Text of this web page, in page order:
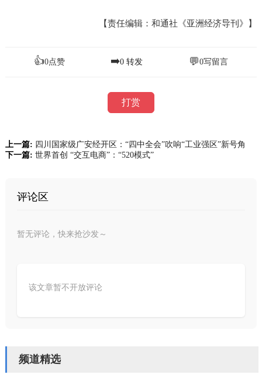
【责任编辑：和通社《亚洲经济导刊》】
👍0点赞 ➡️0 转发 💬0写留言
打赏
上一篇: 四川国家级广安经开区：“四中全会”吹响“工业强区”新号角
下一篇: 世界首创 “交互电商”：“520模式”
评论区
暂无评论，快来抢沙发～
该文章暂不开放评论
频道精选